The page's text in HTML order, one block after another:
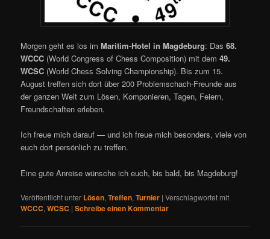
Morgen geht es los imMaritim-Hotel in Magdeburg: Das68.
WCCC (World Congress of Chess Composition) mit dem49.
WCSC (World Chess Solving Championship). Bis zum 15.
August treffen sich dort über 200 Problemschach-Freunde aus
der ganzen Welt zum Lösen, Komponieren, Tagen, Feiern,
Freundschaften erleben.
Ich freue mich darauf — und ich freue mich besonders, viele von
euch dort persönlich zu treffen.
Eine gute Anreise wünsche ich euch, bis bald, bis Magdeburg!
Veröffentlicht unter Lösen,Treffen,Turnier |Verschlagwortet mit
WCCC,WCSC |Schreibe einen Kommentar